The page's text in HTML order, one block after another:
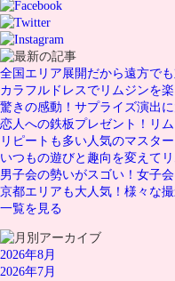
全国エリア展開だから遠方で
カラフルドレスでリムジンを
驚きの感動！サプライズ演出
恋人への鉄板プレゼント！リ
リピートも多い人気のマスタ
いつもの遊びと趣向を変えて
男子会の勢いがスゴい！女子
京都エリアも大人気！様々な
一覧を見る
2026年8月
2026年7月